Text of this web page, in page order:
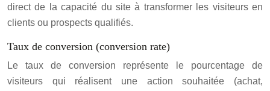
direct de la capacité du site à transformer les visiteurs en
clients ou prospects qualifiés.
Taux de conversion (conversion rate)
Le taux de conversion représente le pourcentage de
visiteurs qui réalisent une action souhaitée (achat,